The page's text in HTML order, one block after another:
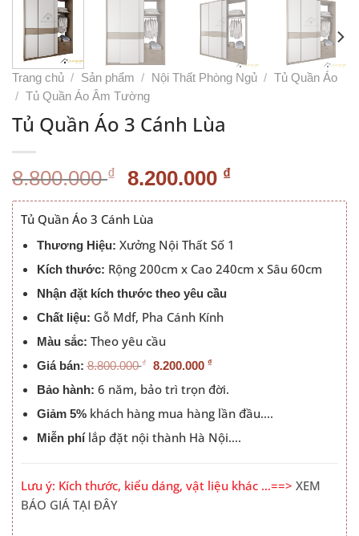
Trang chủ / Sản phẩm / Nội Thất Phòng Ngủ / Tủ Quần Áo
/ Tủ Quần Áo Âm Tường
Tủ Quần Áo 3 Cánh Lùa
8.800.000₫ Giá
gốc
là:
8.800.000 ₫.
8.200.000 ₫Giá
hiện
là:
8.200.000 ₫.
Tủ Quần Áo 3 Cánh Lùa
Thương Hiệu: Xưởng Nội Thất Số 1
Kích thước: Rộng 200cm x Cao 240cm x Sâu 60cm
Nhận đặt kích thước theo yêu cầu
Chất liệu: Gỗ Mdf, Pha Cánh Kính
Màu sắc: Theo yêu cầu
Giá bán:8.800.000 ₫ 8.200.000 ₫
Bảo hành: 6 năm, bảo trì trọn đời.
Giảm 5%khách hàng mua hàng lần đầu….
Miễn phílắp đặt nội thành Hà Nội….
Lưu ý: Kích thước, kiểu dáng, vật liệu khác …==> XEM
BÁO GIÁ TẠI ĐÂY